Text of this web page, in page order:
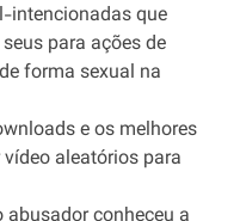
intencionadas que
para ações de
forma sexual na
e os melhores
aleatórios para